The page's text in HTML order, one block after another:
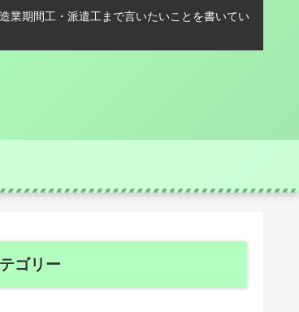
業期間工・派遣工まで言いたいことを書いてい
ゴリー